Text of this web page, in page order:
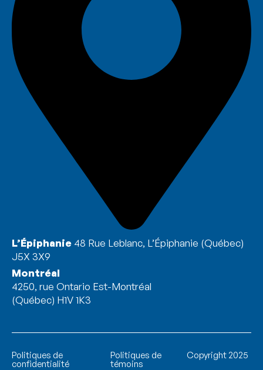
L’Épiphanie 48 Rue Leblanc, L’Épiphanie (Québec)
J5X 3X9
Montréal
4250, rue Ontario Est-Montréal
(Québec) H1V 1K3
Politiques de
confidentialité
Politiques de
témoins
Copyright 2025